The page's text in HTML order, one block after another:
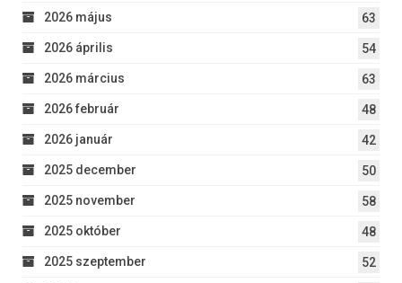
2026 május 63
2026 április 54
2026 március 63
2026 február 48
2026 január 42
2025 december 50
2025 november 58
2025 október 48
2025 szeptember 52